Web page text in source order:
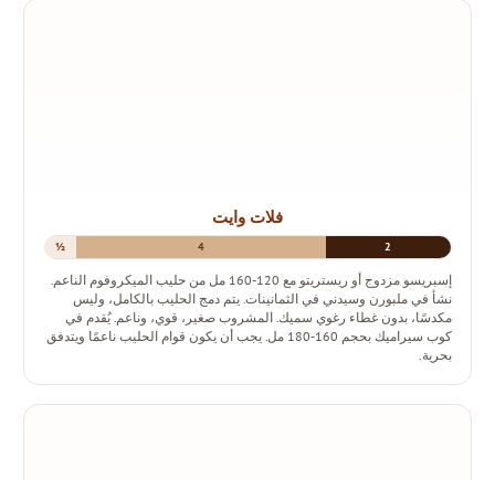
فلات وايت
2
4
½
إسبريسو مزدوج أو ريستريتو مع 120-160 مل من حليب الميكروفوم الناعم.
نشأ في ملبورن وسيدني في الثمانينات. يتم دمج الحليب بالكامل، وليس
مكدسًا، بدون غطاء رغوي سميك. المشروب صغير، قوي، وناعم. يُقدم في
كوب سيراميك بحجم 160-180 مل. يجب أن يكون قوام الحليب ناعمًا ويتدفق
بحرية.